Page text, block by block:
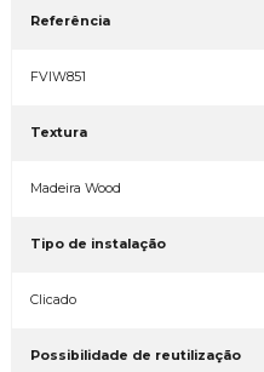
Referência
FVIW851
Textura
Madeira Wood
Tipo de instalação
Clicado
Possibilidade de reutilização